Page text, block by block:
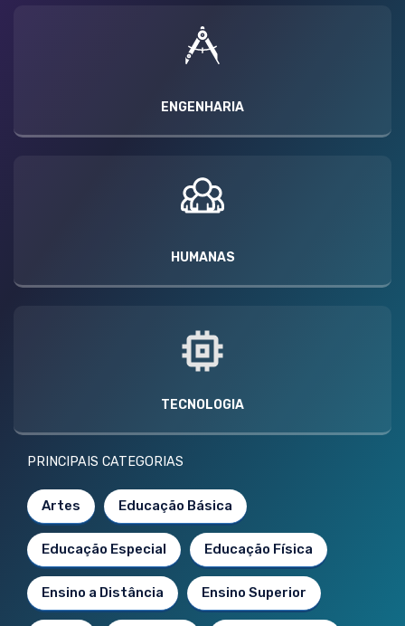
ENGENHARIA
HUMANAS
TECNOLOGIA
PRINCIPAIS CATEGORIAS
Artes Educação Básica
Educação Especial Educação Física
Ensino a Distância Ensino Superior